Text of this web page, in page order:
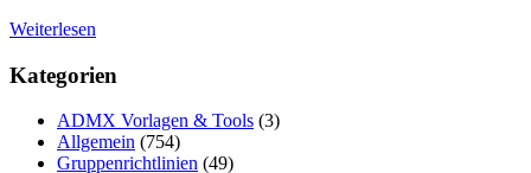
Weiterlesen
Kategorien
ADMX Vorlagen & Tools (3)
Allgemein (754)
Gruppenrichtlinien (49)